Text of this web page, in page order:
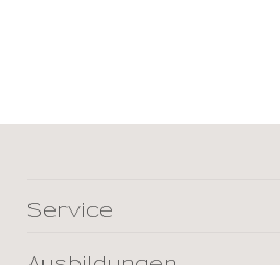
Service